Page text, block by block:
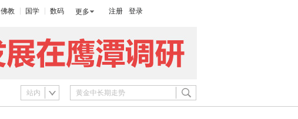
佛教 国学 数码 更多 注册 登录
站内